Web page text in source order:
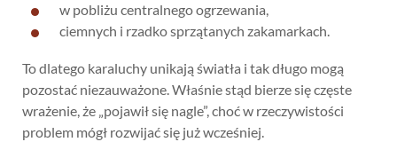
w pobliżu centralnego ogrzewania,
ciemnych i rzadko sprzątanych zakamarkach.
To dlatego karaluchy unikają światła i tak długo mogą
pozostać niezauważone. Właśnie stąd bierze się częste
wrażenie, że „pojawił się nagle”, choć w rzeczywistości
problem mógł rozwijać się już wcześniej.